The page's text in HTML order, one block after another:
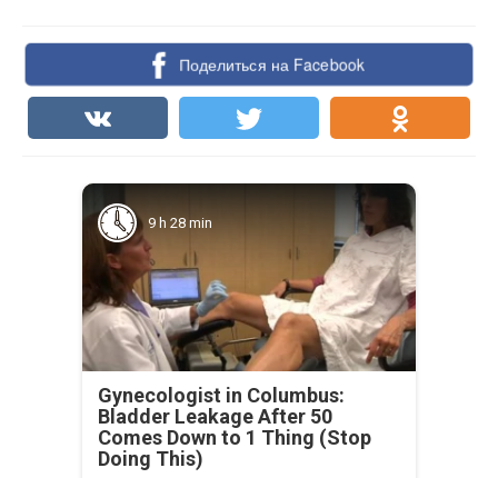
Поделиться на Facebook
9 h 28 min
Gynecologist in Columbus:
Bladder Leakage After 50
Comes Down to 1 Thing (Stop
Doing This)